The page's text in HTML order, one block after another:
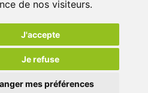
de nos visiteurs.
J'accepte
Je refuse
mes préférences